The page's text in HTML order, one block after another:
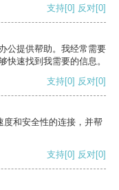
支持[0] 反对[0]
公提供帮助。我经常需要
快速找到我需要的信息。
支持[0] 反对[0]
度和安全性的连接，并帮
支持[0] 反对[0]